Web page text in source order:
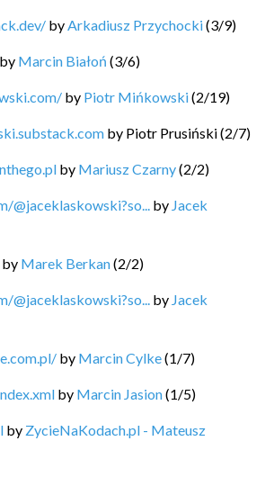
by Arkadiusz Przychocki(3/9)
by Marcin Białoń (3/6)
by Piotr Mińkowski(2/19)
by Piotr Prusiński(2/7)
by Mariusz Czarny(2/2)
@jaceklaskowski?so... by Jacek
by Marek Berkan(2/2)
@jaceklaskowski?so... by Jacek
by Marcin Cylke(1/7)
by Marcin Jasion(1/5)
by ZycieNaKodach.pl - Mateusz